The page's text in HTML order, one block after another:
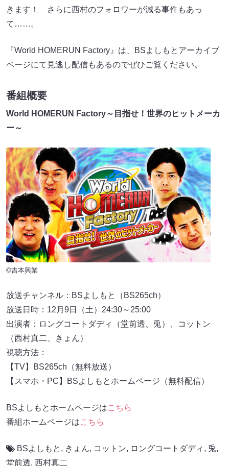
きます！ さらに西村のフォロワーが減る事件もあっ
て……。
『World HOMERUN Factory』は、BSよしもとアーカイブ
ページにて見逃し配信もあるのでぜひご覧ください。
番組概要
World HOMERUN Factory～目指せ！世界のヒットメーカ
ー～
©吉本興業
放送チャンネル：BSよしもと（BS265ch）
放送日時：12月9日（土）24:30～25:00
出演者：ロングコートダディ（堂前透、兎）、コットン
（西村真二、きょん）
視聴方法：
【TV】BS265ch（無料放送）
【スマホ・PC】BSよしもとホームページ（無料配信）
BSよしもとホームページはこちら
番組ホームページはこちら
BSよしもと , きょん, コットン, ロングコートダディ , 兎,
堂前透, 西村真二